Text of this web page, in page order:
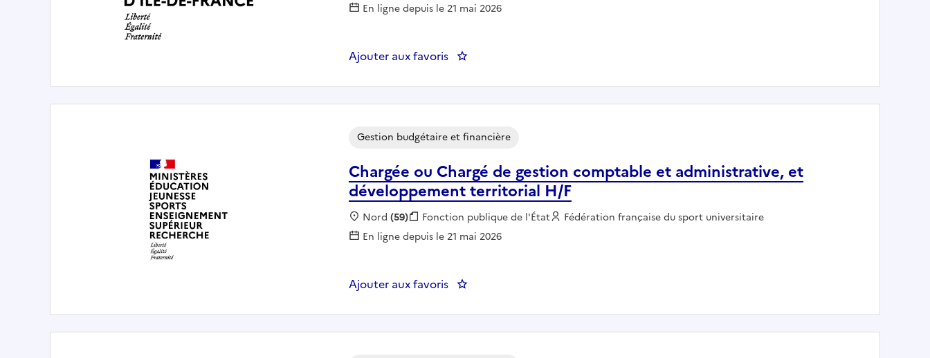
En ligne depuis le 21 mai 2026
Ajouter aux favoris : CHEF(FE) DU BUREAU FINANCIER
Chargée ou Chargé de gestion comptable et administrative, et
développement territorial H/F
Gestion budgétaire et financière
Localisation :
Nord(59) Fonction publique :
Fonction publique de l'État Employeur :
Fédération française du sport universitaire
En ligne depuis le 21 mai 2026
Ajouter aux favoris : Chargée ou Chargé de gestion comptable et administrative, et développement